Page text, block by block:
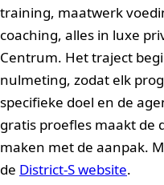
training, maatwerk
coaching, alles in luxe
Centrum. Het traject
nulmeting, zodat elk
specifieke doel en de
gratis proefles maakt de
maken met de aanpak.
de District-S website.